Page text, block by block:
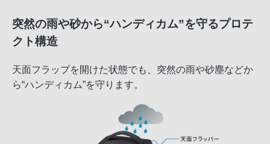
突然の雨や砂から“ハンディカム”を守るプロテ
クト構造
天面フラップを開けた状態でも、突然の雨や砂塵などか
ら“ハンディカム”を守ります。